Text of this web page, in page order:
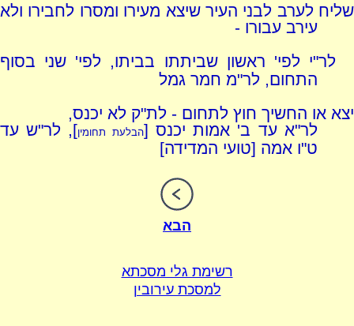
שליח לערב לבני העיר שיצא מעירו ומסרו לחבירו ולא
עירב עבורו -
לר"י לפי' ראשון שביתתו בביתו, לפי' שני בסוף
התחום, לר"מ חמר גמל
יצא או החשיך חוץ לתחום - לת"ק לא יכנס,
לר"א עד ב' אמות יכנס [הבלעת תחומין], לר"ש עד
ט"ו אמה [טועי המדידה]
הבא
רשימת גלי מסכתא
למסכת עירובין